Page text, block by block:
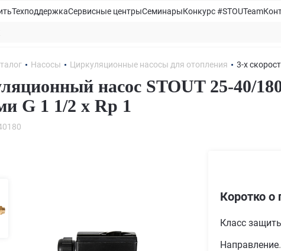
ТехподдержкаСервисные центрыСеминарыКонкурс #STOUTeam
Насосы Циркуляционные насосы для отопления 3-х
насос STOUT 25-40/
G 1 1/2 x Rp 1
Коротко о
Класс
Направление